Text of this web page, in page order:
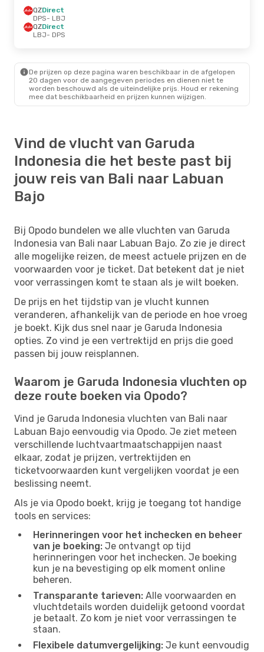
QZDirect
DPS- LBJ
QZDirect
LBJ- DPS
De prijzen op deze pagina waren beschikbaar in de afgelopen
20 dagen voor de aangegeven periodes en dienen niet te
worden beschouwd als de uiteindelijke prijs. Houd er rekening
mee dat beschikbaarheid en prijzen kunnen wijzigen.
Vind de vlucht van Garuda
Indonesia die het beste past bij
jouw reis van Bali naar Labuan
Bajo
Bij Opodo bundelen we alle vluchten van Garuda
Indonesia van Bali naar Labuan Bajo. Zo zie je direct
alle mogelijke reizen, de meest actuele prijzen en de
voorwaarden voor je ticket. Dat betekent dat je niet
voor verrassingen komt te staan als je wilt boeken.
De prijs en het tijdstip van je vlucht kunnen
veranderen, afhankelijk van de periode en hoe vroeg
je boekt. Kijk dus snel naar je Garuda Indonesia
opties. Zo vind je een vertrektijd en prijs die goed
passen bij jouw reisplannen.
Waarom je Garuda Indonesia vluchten op
deze route boeken via Opodo?
Vind je Garuda Indonesia vluchten van Bali naar
Labuan Bajo eenvoudig via Opodo. Je ziet meteen
verschillende luchtvaartmaatschappijen naast
elkaar, zodat je prijzen, vertrektijden en
ticketvoorwaarden kunt vergelijken voordat je een
beslissing neemt.
Als je via Opodo boekt, krijg je toegang tot handige
tools en services:
Herinneringen voor het inchecken en beheer
van je boeking: Je ontvangt op tijd
herinneringen voor het inchecken. Je boeking
kun je na bevestiging op elk moment online
beheren.
Transparante tarieven: Alle voorwaarden en
vluchtdetails worden duidelijk getoond voordat
je betaalt. Zo kom je niet voor verrassingen te
staan.
Flexibele datumvergelijking: Je kunt eenvoudig